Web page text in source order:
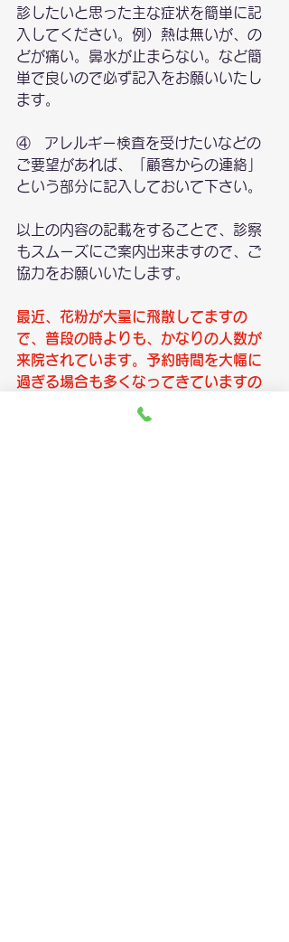
診したいと思った主な症状を簡単に記
入してください。例）熱は無いが、の
どが痛い。鼻水が止まらない。など簡
単で良いので必ず記入をお願いいたし
ます。
④   アレルギー検査を受けたいなどの
ご要望があれば、「顧客からの連絡」
という部分に記入しておいて下さい。
以上の内容の記載をすることで、診察
もスムーズにご案内出来ますので、ご
協力をお願いいたします。
最近、花粉が大量に飛散してますの
で、普段の時よりも、かなりの人数が
来院されています。予約時間を大幅に
過ぎる場合も多くなってきていますの
で、ご了承ください。